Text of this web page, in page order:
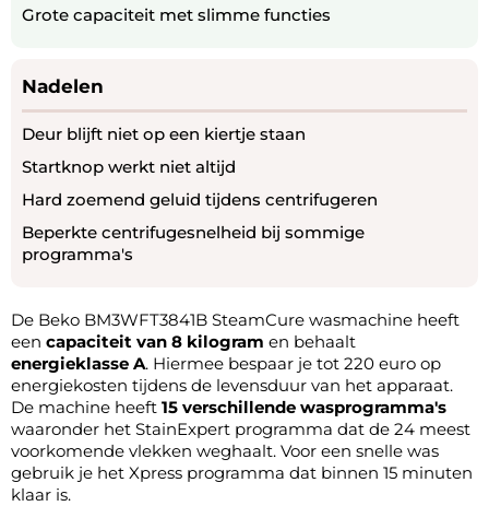
Grote capaciteit met slimme functies
Nadelen
Deur blijft niet op een kiertje staan
Startknop werkt niet altijd
Hard zoemend geluid tijdens centrifugeren
Beperkte centrifugesnelheid bij sommige
programma's
De Beko BM3WFT3841B SteamCure wasmachine heeft
een capaciteit van 8 kilogram en behaalt
energieklasse A. Hiermee bespaar je tot 220 euro op
energiekosten tijdens de levensduur van het apparaat.
De machine heeft 15 verschillende wasprogramma's
waaronder het StainExpert programma dat de 24 meest
voorkomende vlekken weghaalt. Voor een snelle was
gebruik je het Xpress programma dat binnen 15 minuten
klaar is.